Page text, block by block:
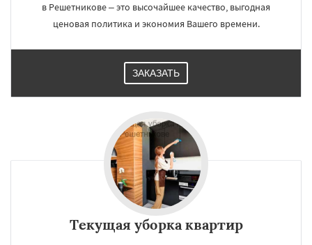
в Решетникове – это высочайшее качество, выгодная
ценовая политика и экономия Вашего времени.
ЗАКАЗАТЬ
Текущая уборка квартир